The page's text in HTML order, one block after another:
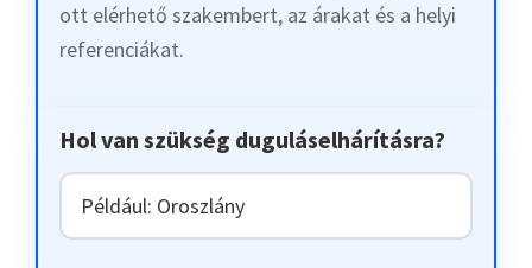
ott elérhető szakembert, az árakat és a helyi
referenciákat.
Hol van szükség duguláselhárításra?